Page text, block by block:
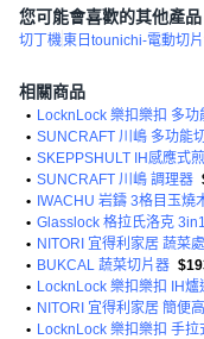
您可能會喜歡的其他產品
切丁機東日tounichi-電動切
相關商品
• LocknLock 樂扣樂扣 多
• SUNCRAFT 川嶋 多功能
• SKEPPSHULT IH感應式
• SUNCRAFT 川嶋 調理器
•
IWACHU 岩鑄 3格目玉燒
• Glasslock 格拉氏洛克
• NITORI 宜得利家居 蔬菜
• BUKCAL 蔬菜切片器
• LocknLock 樂扣樂扣 IH
• NITORI 宜得利家居 簡便
• LocknLock 樂扣樂扣 手